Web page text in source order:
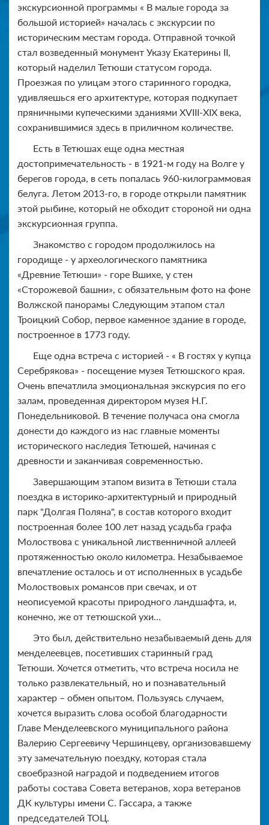
экскурсионной программы « В малые города за
большой историей» началась с экскурсии по
историческим местам города. Отправной точкой
стал возведенный монумент Указу Екатерины II,
который наделил Тетюши статусом города.
Проезжая по улицам этого старинного городка,
удивляешься его архитектуре, которая подкупает
пряничными купеческими зданиями XVIII-XIX века,
сохранившимися здесь в приличном количестве.
Есть в Тетюшах еще одна местная
достопримечательность - в 1921-м году на Волге у
берегов города, в сеть попалась 960-килограммовая
белуга. Летом 2013-го, в городе открыли памятник
этой рыбине, который не обходит стороной ни одна
экскурсионная группа.
Знакомство с городом продолжилось на
городище - у археологического памятника
«Древние Тетюши» - горе Вшихе, у стен
«Сторожевой башни», с обязательным фото на фоне
Волжской панорамы Следующим этапом стал
Троицкий Собор, первое каменное здание в городе,
построенное в 1773 году.
Еще одна встреча с историей - « В гостях у купца
Серебрякова» - посещение музея Тетюшского края.
Очень впечатлила эмоциональная экскурсия по его
залам, проведенная директором музея Н.Г.
Понедельниковой. В течение получаса она смогла
донести до каждого из нас главные моменты
исторического наследия Тетюшей, начиная с
древности и заканчивая современностью.
Завершающим этапом визита в Тетюши стала
поездка в историко-архитектурный и природный
парк "Долгая Поляна", в состав которого входит
построенная более 100 лет назад усадьба графа
Молоствова с уникальной лиственничной аллеей
протяженностью около километра. Незабываемое
впечатление осталось и от исполненных в усадьбе
Молоствовых романсов при свечах, и от
неописуемой красоты природного ландшафта, и,
конечно, же от тетюшской ухи…
Это был, действительно незабываемый день для
менделеевцев, посетивших старинный град
Тетюши. Хочется отметить, что встреча носила не
только развлекательный, но и познавательный
характер – обмен опытом. Пользуясь случаем,
хочется выразить слова особой благодарности
Главе Менделеевского муниципального района
Валерию Сергеевичу Чершинцеву, организовавшему
эту замечательную поездку, которая стала
своебразной наградой и подведением итогов
работы состава Совета ветеранов, хора ветеранов
ДК культуры имени С. Гассара, а также
председателей ТОЦ.